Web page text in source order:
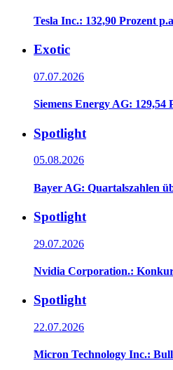
Tesla Inc.: 132,90 Prozent
Exotic
07.07.2026
Siemens Energy AG: 129,54
Spotlight
05.08.2026
Bayer AG: Quartalszahlen
Spotlight
29.07.2026
Nvidia Corporation.:
Spotlight
22.07.2026
Micron Technology Inc.: